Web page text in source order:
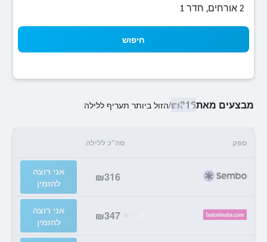
2 אורחים, חדר 1
חיפוש
מבצעים מאת₪316
/הזול ביותר תעריף ללילה
ספק סה"כ ללילה
₪316
אני רוצה
להזמין
₪347
אני רוצה
להזמין